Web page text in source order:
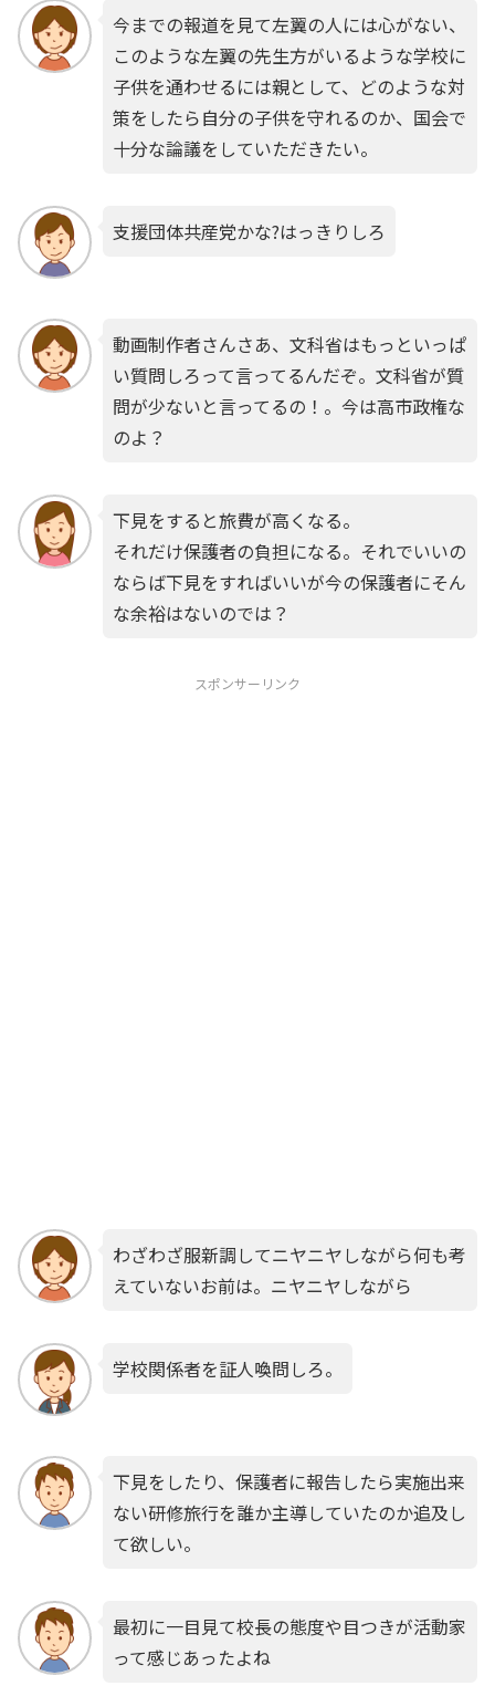
今までの報道を見て左翼の人には心がない、
このような左翼の先生方がいるような学校に
子供を通わせるには親として、どのような対
策をしたら自分の子供を守れるのか、国会で
十分な論議をしていただきたい。
支援団体共産党かな?はっきりしろ
動画制作者さんさあ、文科省はもっといっぱ
い質問しろって言ってるんだぞ。文科省が質
問が少ないと言ってるの！。今は高市政権な
のよ？
下見をすると旅費が高くなる。
それだけ保護者の負担になる。それでいいの
ならば下見をすればいいが今の保護者にそん
な余裕はないのでは？
スポンサーリンク
わざわざ服新調してニヤニヤしながら何も考
えていないお前は。ニヤニヤしながら
学校関係者を証人喚問しろ。
下見をしたり、保護者に報告したら実施出来
ない研修旅行を誰か主導していたのか追及し
て欲しい。
最初に一目見て校長の態度や目つきが活動家
って感じあったよね